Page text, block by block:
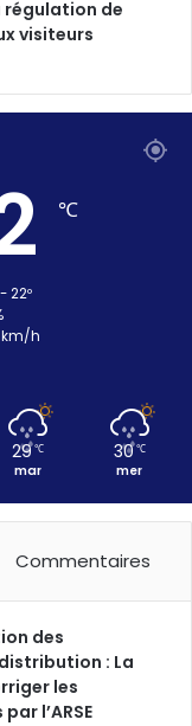
régulation de
visiteurs
℃
22º
km/h
29 ℃
mar
30 ℃
mer
Commentaires
des
: La
les
l’ARSE